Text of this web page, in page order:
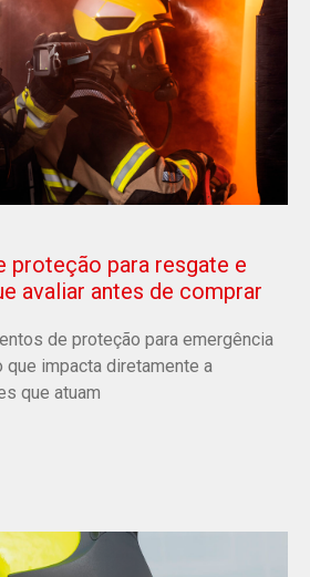
proteção para resgate e
avaliar antes de comprar
de proteção para emergência
impacta diretamente a
que atuam